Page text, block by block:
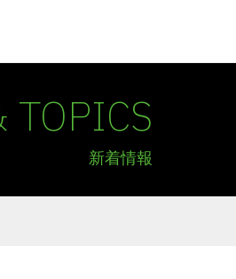
TOPICS
新着情報